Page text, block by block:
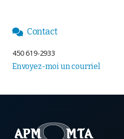
 Contact
450 619-2933
Envoyez-moi un courriel